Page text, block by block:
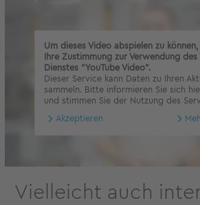
Um dieses Video abspielen zu
Ihre Zustimmung zur Verwendung des
Dienstes "YouTube Video".
Dieser Service kann Daten zu Ihren
sammeln. Bitte informieren Sie sich
und stimmen Sie der Nutzung des
Akzeptieren
Vielleicht auch